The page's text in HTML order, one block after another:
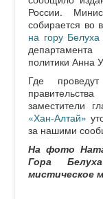
России.
собирается во
на гору
политики Анна
Где
заместители
«Хан-Алтай»
за нашими
На фото
Гора
мистическое